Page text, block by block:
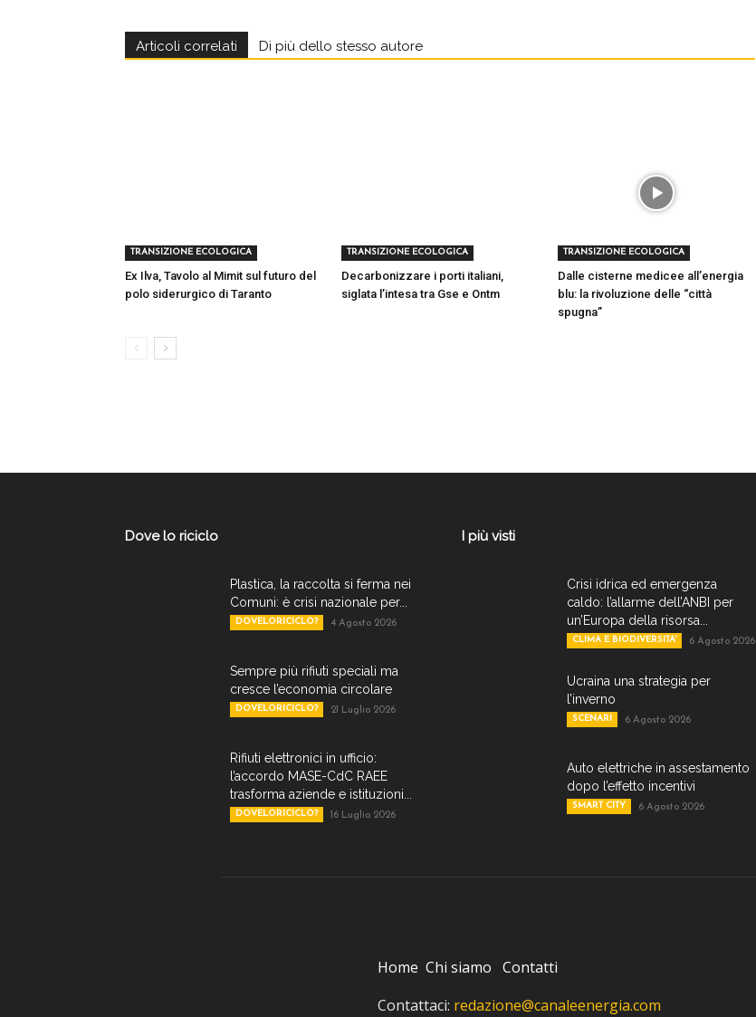
Articoli correlati Di più dello stesso autore
TRANSIZIONE ECOLOGICA
Ex Ilva, Tavolo al Mimit sul futuro del
polo siderurgico di Taranto
TRANSIZIONE ECOLOGICA
Decarbonizzare i porti italiani,
siglata l’intesa tra Gse e Ontm
TRANSIZIONE ECOLOGICA
Dalle cisterne medicee all’energia
blu: la rivoluzione delle “città
spugna”
Dove lo riciclo
Plastica, la raccolta si ferma nei
Comuni: è crisi nazionale per...
DOVELORICICLO? 4 Agosto 2026
Sempre più rifiuti speciali ma
cresce l’economia circolare
DOVELORICICLO? 21 Luglio 2026
Rifiuti elettronici in ufficio:
l’accordo MASE-CdC RAEE
trasforma aziende e istituzioni...
DOVELORICICLO? 16 Luglio 2026
I più visti
Crisi idrica ed emergenza
caldo: l’allarme dell’ANBI per
un’Europa della risorsa...
CLIMA E BIODIVERSITA' 6 Agosto 2026
Ucraina una strategia per
l’inverno
SCENARI 6 Agosto 2026
Auto elettriche in assestamento
dopo l’effetto incentivi
SMART CITY 6 Agosto 2026
Home Chi siamo Contatti
Contattaci: redazione@canaleenergia.com